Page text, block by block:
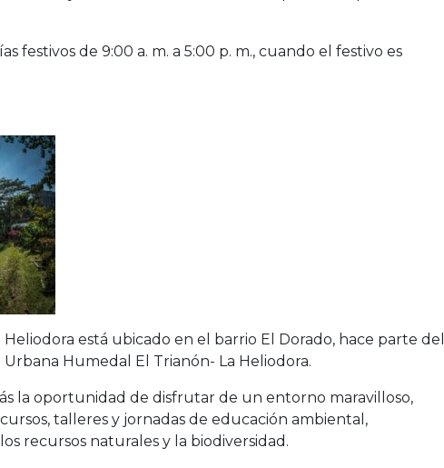
festivos de 9:00 a. m. a 5:00 p. m., cuando el festivo es
está ubicado en el barrio El Dorado, hace parte del
Humedal El Trianón- La Heliodora.
la oportunidad de disfrutar de un entorno maravilloso,
talleres y jornadas de educación ambiental,
recursos naturales y la biodiversidad.